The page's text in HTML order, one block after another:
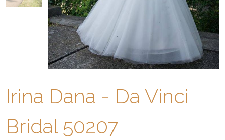
Irina Dana - Da Vinci
Bridal 50207